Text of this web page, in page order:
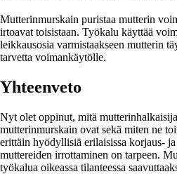
Mutterinmurskain puristaa mutterin
irtoavat toisistaan. Työkalu käyttää
leikkausosia varmistaakseen mutterin
tarvetta voimankäytölle.
Yhteenveto
Nyt olet oppinut, mitä
mutterinmurskain ovat sekä miten ne
erittäin hyödyllisiä erilaisissa korjaus-
muttereiden irrottaminen on tarpeen.
työkalua oikeassa tilanteessa